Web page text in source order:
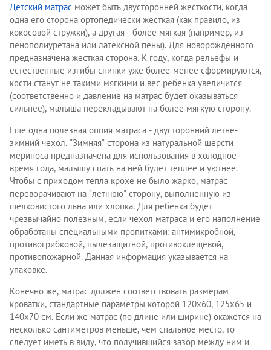
Детский матрас может быть двусторонней жесткости, когда
одна его сторона ортопедически жесткая (как правило, из
кокосовой стружки), а другая - более мягкая (например, из
пенополиуретана или латексной пены). Для новорожденного
предназначена жесткая сторона. К году, когда рельефы и
естественные изгибы спинки уже более-менее сформируются,
кости станут не такими мягкими и вес ребенка увеличится
(соответственно и давление на матрас будет оказываться
сильнее), малыша перекладывают на более мягкую сторону.
Еще одна полезная опция матраса - двусторонний летне-
зимний чехол. "Зимняя" сторона из натуральной шерсти
мериноса предназначена для использования в холодное
время года, малышу спать на ней будет теплее и уютнее.
Чтобы с приходом тепла крохе не было жарко, матрас
переворачивают на "летнюю" сторону, выполненную из
шелковистого льна или хлопка. Для ребенка будет
чрезвычайно полезным, если чехол матраса и его наполнение
обработаны специальными пропитками: антимикробной,
противогрибковой, пылезащитной, противоклещевой,
противопожарной. Данная информация указывается на
упаковке.
Конечно же, матрас должен соответствовать размерам
кроватки, стандартные параметры которой 120x60, 125x65 и
140x70 см. Если же матрас (по длине или ширине) окажется на
несколько сантиметров меньше, чем спальное место, то
следует иметь в виду, что получившийся зазор между ним и